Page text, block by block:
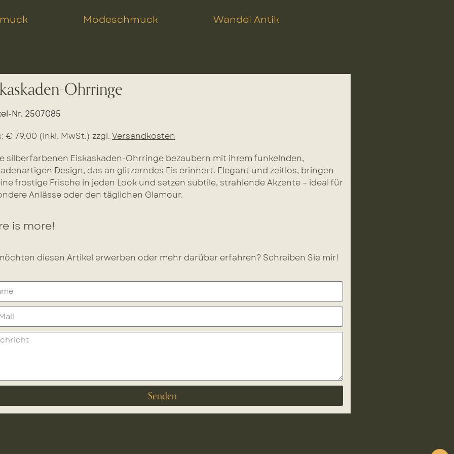
Modeschmuck Wandel Antik
Ohrringe
Nr. 2507085
€ 79,00 (inkl. MwSt.) zzgl. Versandkosten
silberfarbenen Eiskaskaden-Ohrringe bezaubern mit ihrem funkelnden,
Design, das an glitzerndes Eis erinnert. Elegant und zeitlos, bringen
frostige Frische in jeden Look und setzen subtile, strahlende Akzente – ideal für
Anlässe oder den täglichen Glamour.
is more!
diesen Artikel erwerben oder mehr darüber erfahren? Schreiben Sie mir!
Senden